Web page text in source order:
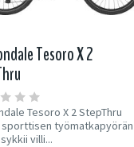
Tesoro X 2
Tesoro X 2 StepThru
sporttisen työmatkapyörän
villi...